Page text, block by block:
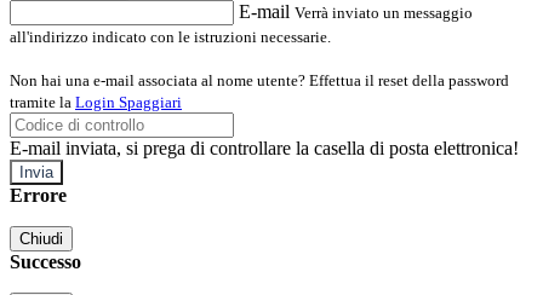
E-mail Verrà inviato un messaggio
all'indirizzo indicato con le istruzioni necessarie.
Non hai una e-mail associata al nome utente? Effettua il reset della password
tramite la Login Spaggiari
E-mail inviata, si prega di controllare la casella di posta elettronica!
Errore
Chiudi
Successo